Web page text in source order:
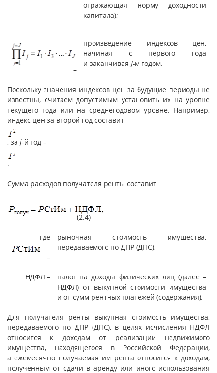
отражающая норму доходности
капитала);
–
произведение индексов цен,
начиная с первого года
и заканчиваяJ-м годом.
Поскольку значения индексов цен за будущие периоды не
известны, считаем допустимым установить их на уровне
текущего года или на среднегодовом уровне. Например,
индекс цен за второй год составит
, за j-й год –
.
Сумма расходов получателя ренты составит
(2.4)
где
–
рыночная стоимость имущества,
передаваемого по ДПР (ДПС);
НДФЛ –
налог на доходы физических лиц (далее –
НДФЛ) от выкупной стоимости имущества
и от сумм рентных платежей (содержания).
Для получателя ренты выкупная стоимость имущества,
передаваемого по ДПР (ДПС), в целях исчисления НДФЛ
относится к доходам от реализации недвижимого
имущества, находящегося в Российской Федерации,
а ежемесячно получаемая им рента относится к доходам,
полученным от сдачи в аренду или иного использования